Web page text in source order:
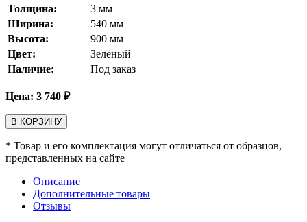
Толщина:
3 мм
Ширина:
540 мм
Высота:
900 мм
Цвет:
Зелёный
Наличие:
Под заказ
Цена: 3 740 ₽
В КОРЗИНУ
* Товар и его комплектация могут отличаться от образцов,
представленных на сайте
Описание
Дополнительные товары
Отзывы